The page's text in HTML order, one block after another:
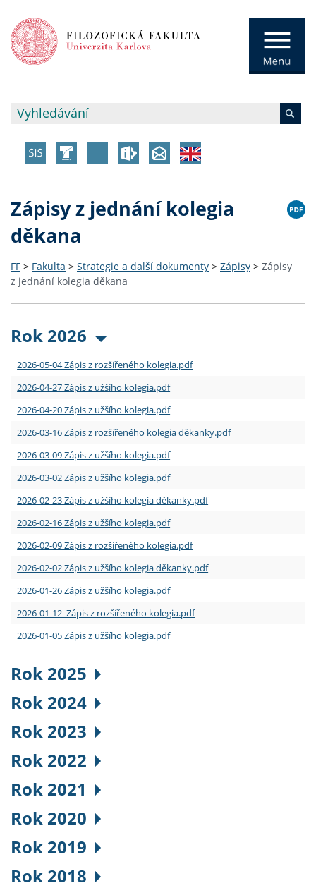
Zápisy z jednání kolegia
děkana
FF > Fakulta > Strategie a další dokumenty > Zápisy > Zápisy
z jednání kolegia děkana
Rok 2026
2026-05-04 Zápis z rozšířeného kolegia.pdf
2026-04-27 Zápis z užšího kolegia.pdf
2026-04-20 Zápis z užšího kolegia.pdf
2026-03-16 Zápis z rozšířeného kolegia děkanky.pdf
2026-03-09 Zápis z užšího kolegia.pdf
2026-03-02 Zápis z užšího kolegia.pdf
2026-02-23 Zápis z užšího kolegia děkanky.pdf
2026-02-16 Zápis z užšího kolegia.pdf
2026-02-09 Zápis z rozšířeného kolegia.pdf
2026-02-02 Zápis z užšího kolegia děkanky.pdf
2026-01-26 Zápis z užšího kolegia.pdf
2026-01-12 Zápis z rozšířeného kolegia.pdf
2026-01-05 Zápis z užšího kolegia.pdf
Rok 2025
Rok 2024
Rok 2023
Rok 2022
Rok 2021
Rok 2020
Rok 2019
Rok 2018